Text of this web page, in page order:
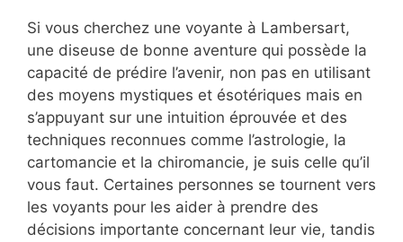
Si vous cherchez une voyante à Lambersart,
une diseuse de bonne aventure qui possède la
capacité de prédire l’avenir, non pas en utilisant
des moyens mystiques et ésotériques mais en
s’appuyant sur une intuition éprouvée et des
techniques reconnues comme l’astrologie, la
cartomancie et la chiromancie, je suis celle qu’il
vous faut. Certaines personnes se tournent vers
les voyants pour les aider à prendre des
décisions importante concernant leur vie, tandis